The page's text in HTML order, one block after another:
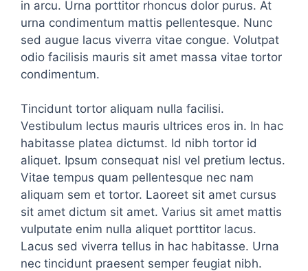
in arcu. Urna porttitor rhoncus dolor purus. At
urna condimentum mattis pellentesque. Nunc
sed augue lacus viverra vitae congue. Volutpat
odio facilisis mauris sit amet massa vitae tortor
condimentum.
Tincidunt tortor aliquam nulla facilisi.
Vestibulum lectus mauris ultrices eros in. In hac
habitasse platea dictumst. Id nibh tortor id
aliquet. Ipsum consequat nisl vel pretium lectus.
Vitae tempus quam pellentesque nec nam
aliquam sem et tortor. Laoreet sit amet cursus
sit amet dictum sit amet. Varius sit amet mattis
vulputate enim nulla aliquet porttitor lacus.
Lacus sed viverra tellus in hac habitasse. Urna
nec tincidunt praesent semper feugiat nibh.